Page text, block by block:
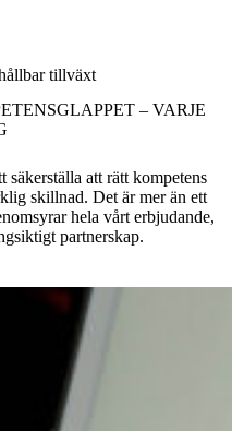
tillväxt
– VARJE
att rätt kompetens
skillnad. Det är mer än ett
hela vårt erbjudande,
partnerskap.